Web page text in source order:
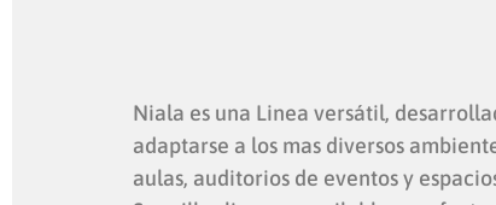
Niala es una Linea versátil,
adaptarse a los mas diversos
aulas, auditorios de eventos y